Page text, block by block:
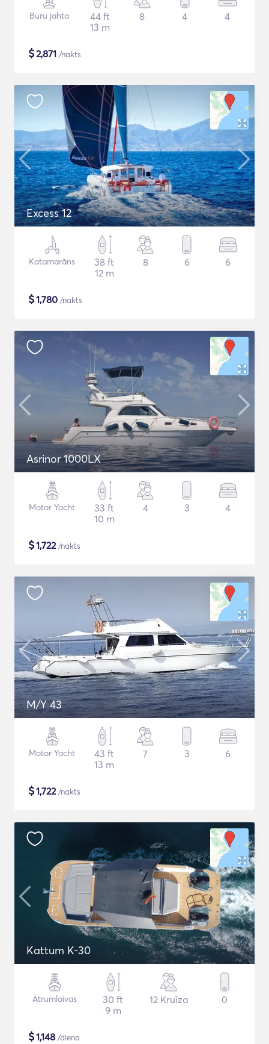
Buru jahta
44 ft
13 m
8 4 4
$2,871 /nakts
Excess 12
Katamarāns
38 ft
12 m
8 6 6
$1,780 /nakts
Asrinor 1000LX
Motor Yacht
33 ft
10 m
4 3 4
$1,722/nakts
M/Y 43
Motor Yacht
43 ft
13 m
7 3 6
$1,722/nakts
Kattum K-30
Ātrumlaivas
30 ft
9 m
12 Kruīza 0
$1,148 /diena